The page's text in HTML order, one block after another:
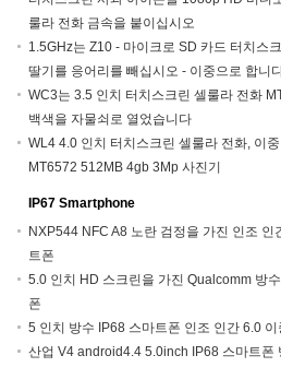
룰라 전화 금속을 붙이십시오
1.5GHz는 Z10 - 마이크로 SD 카드 터치스
딸기를 응어리를 빼십시오 - 이중으로 합니
WC3는 3.5 인치 터치스크린 셀룰라 전화
백색을 자물쇠로 열었습니다
WL4 4.0 인치 터치스크린 셀룰라 전화, 이
MT6572 512MB 4gb 3Mp 사진기
IP67 Smartphone
NXP544 NFC A8 노란 검정을 가진 인조
트폰
5.0 인치 HD 스크린을 가진 Qualcomm 방
폰
5 인치 방수 IP68 스마트폰 인조 인간 6.0 이
산업 V4 android4.4 5.0inch IP68 스마트폰